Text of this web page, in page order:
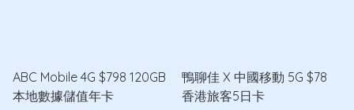
ABC Mobile 4G $798 120GB
本地數據儲值年卡
鴨聊佳 X 中國移動 5G $78
香港旅客5日卡